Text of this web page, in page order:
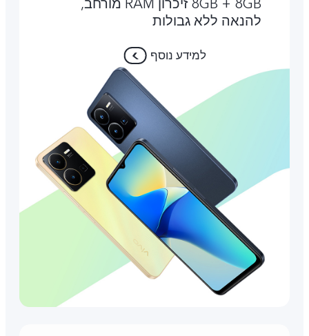
להנאה ללא גבולות
למידע נוסף